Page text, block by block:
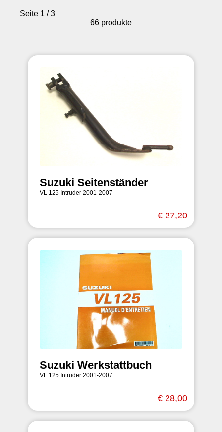
Seite 1 / 3
66 produkte
Suzuki Seitenständer
VL 125 Intruder 2001-2007
€ 27,20
Suzuki Werkstattbuch
VL 125 Intruder 2001-2007
€ 28,00